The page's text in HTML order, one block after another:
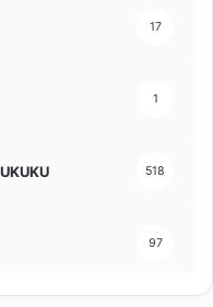
17
1
518
97